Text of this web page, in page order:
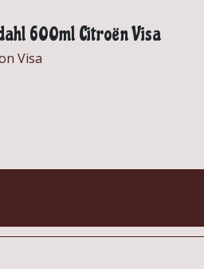
600ml Citroën Visa
Visa